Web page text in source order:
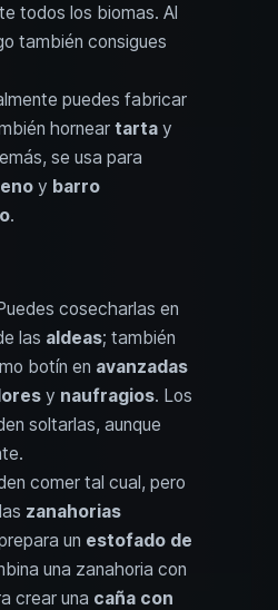
todos los biomas. Al
también consigues
puedes fabricar
hornear tarta y
se usa para
y barro
.
cosecharlas en
las aldeas; también
botín en avanzadas
y naufragios. Los
soltarlas, aunque
comer tal cual, pero
zanahorias
un estofado de
una zanahoria con
crear una caña con